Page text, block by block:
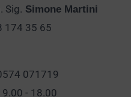
Sig. Simone Martini
174 35 65
071719
- 18.00